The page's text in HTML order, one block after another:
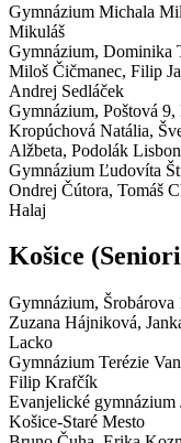
Gymnázium Michala
Mikuláš
Gymnázium, Dominika
Miloš Čičmanec, Filip
Andrej Sedláček
Gymnázium, Poštová 9,
Kropúchová Natália,
Alžbeta, Podolák
Gymnázium Ľudovíta
Ondrej Čútora, Tomáš
Halaj
Košice
Gymnázium, Šrobárova
Zuzana Hájniková,
Lacko
Gymnázium Terézie
Filip Krafčík
Evanjelické gymnázium
Košice-Staré Mesto